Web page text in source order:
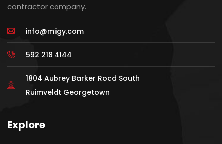
contractor company.
info@miigy.com
592 218 4144
1804 Aubrey Barker Road South
Ruimveldt Georgetown
Explore